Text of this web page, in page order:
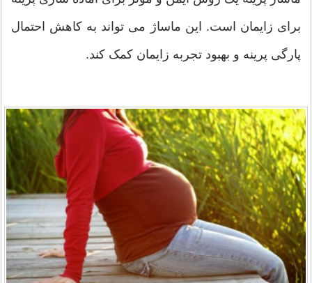
برای زایمان است. این ماساژ می تواند به کاهش احتمال
پارگی پرینه و بهبود تجربه زایمان کمک کند.